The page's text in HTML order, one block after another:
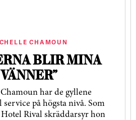
CHAMOUN
BLIR MINA
VÄNNER”
har de gyllene
på högsta nivå. Som
Hotel Rival skräddarsyr hon